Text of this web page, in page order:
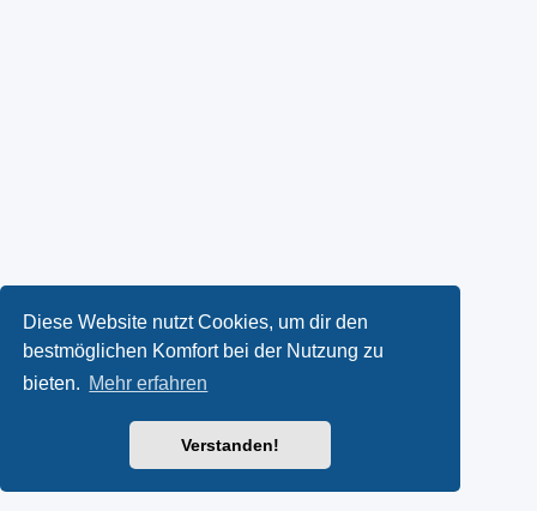
Diese Website nutzt Cookies, um dir den
bestmöglichen Komfort bei der Nutzung zu
bieten. Mehr erfahren
Verstanden!